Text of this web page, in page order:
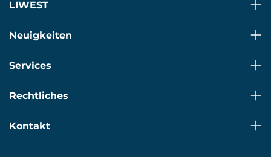
LIWEST
Neuigkeiten
Services
Rechtliches
Kontakt